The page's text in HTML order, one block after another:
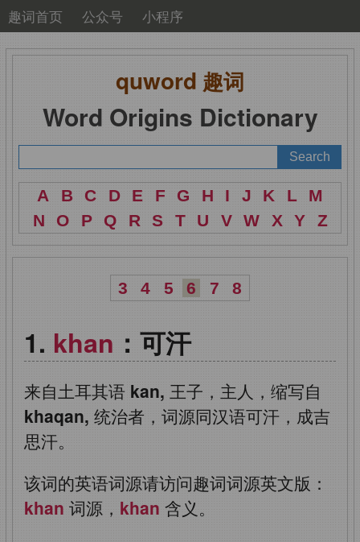
趣词首页 公众号 小程序
quword 趣词
Word Origins Dictionary
A B C D E F G H I J K L
M
N
O P Q R S T U V W X Y Z
3 4 5 6 7 8
khan ：可汗
来自土耳其语 kan, 王子，主人，缩写自
khaqan, 统治者，词源同汉语可汗，成吉
思汗。
该词的英语词源请访问趣词词源英文版：
khan 词源， khan 含义。